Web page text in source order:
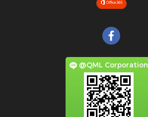
@QML Corporation